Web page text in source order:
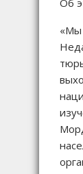
Об
«Мы